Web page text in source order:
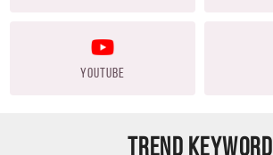
YOUTUBE
TREND KEYWORD